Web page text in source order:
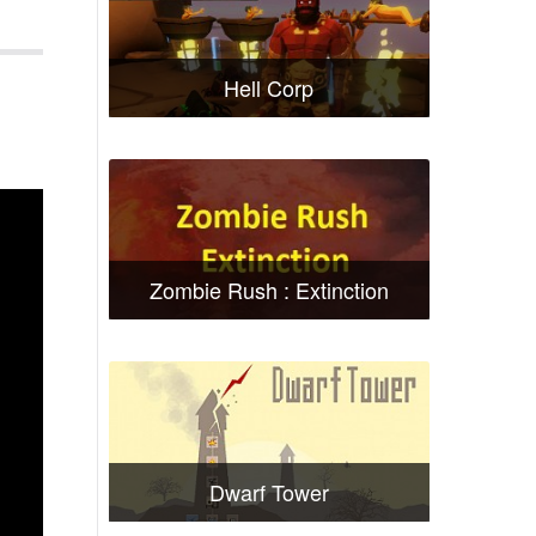
Hell Corp
Zombie Rush : Extinction
Dwarf Tower